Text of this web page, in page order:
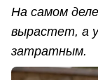
На самом
вырастет, а
затратным.